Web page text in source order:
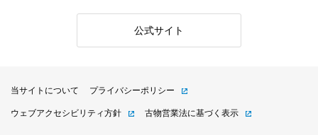
公式サイト
当サイトについて プライバシーポリシー
ウェブアクセシビリティ方針 古物営業法に基づく表示